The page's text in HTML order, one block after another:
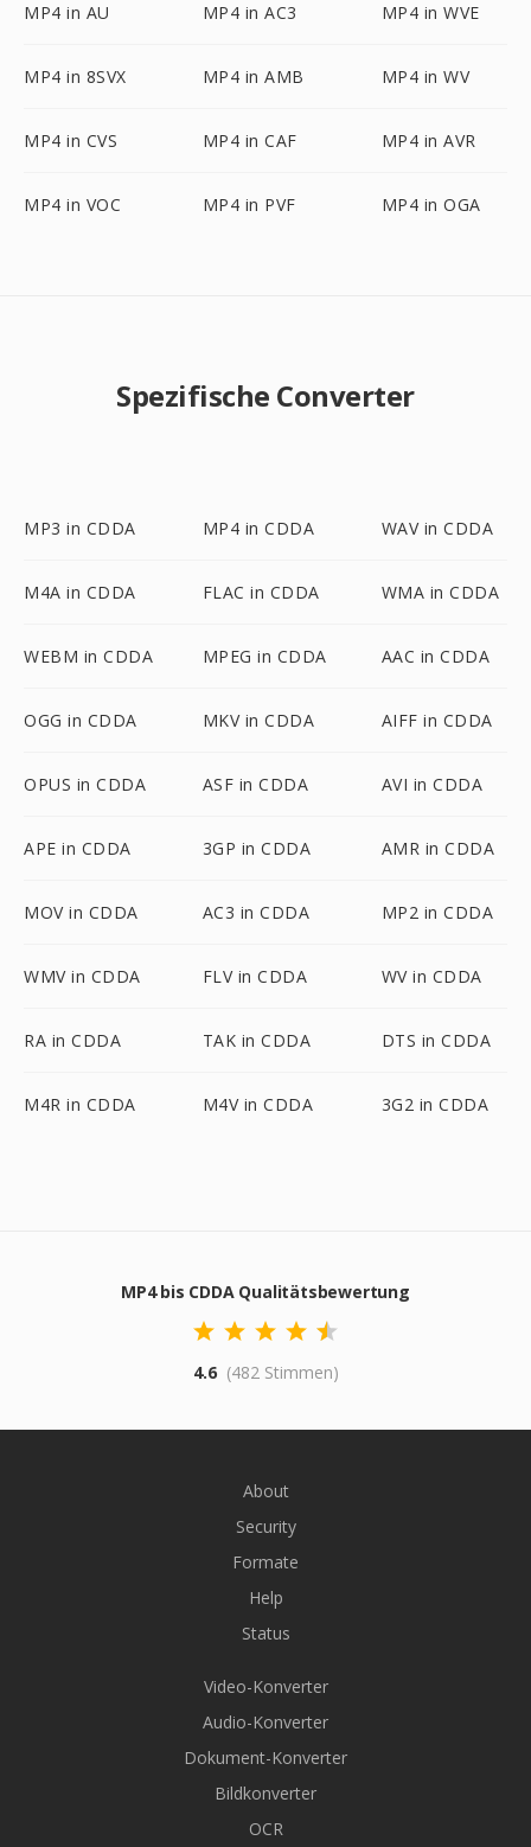
MP4 in AU MP4 in AC3 MP4 in WVE
MP4 in 8SVX MP4 in AMB MP4 in WV
MP4 in CVS MP4 in CAF MP4 in AVR
MP4 in VOC MP4 in PVF MP4 in OGA
Spezifische Converter
MP3 in CDDA MP4 in CDDA WAV in CDDA
M4A in CDDA FLAC in CDDA WMA in CDDA
WEBM in CDDA MPEG in CDDA AAC in CDDA
OGG in CDDA MKV in CDDA AIFF in CDDA
OPUS in CDDA ASF in CDDA AVI in CDDA
APE in CDDA 3GP in CDDA AMR in CDDA
MOV in CDDA AC3 in CDDA MP2 in CDDA
WMV in CDDA FLV in CDDA WV in CDDA
RA in CDDA TAK in CDDA DTS in CDDA
M4R in CDDA M4V in CDDA 3G2 in CDDA
MP4 bis CDDA Qualitätsbewertung
4.6 (482 Stimmen)
About
Security
Formate
Help
Status
Video-Konverter
Audio-Konverter
Dokument-Konverter
Bildkonverter
OCR